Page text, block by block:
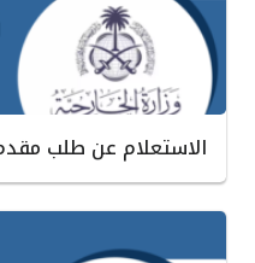
الاستعلام عن طلب